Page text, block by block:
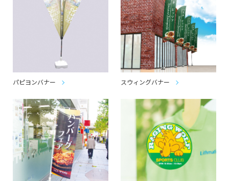
パピヨンバナー スウィングバナー